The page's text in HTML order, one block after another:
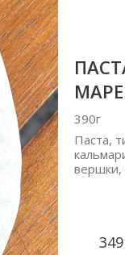
МАРЕ
390г
Паста,
вершки,